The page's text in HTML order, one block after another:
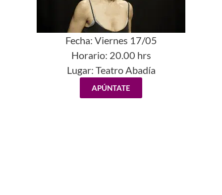
Fecha: Viernes 17/05
Horario: 20.00 hrs
Lugar: Teatro Abadía
APÚNTATE